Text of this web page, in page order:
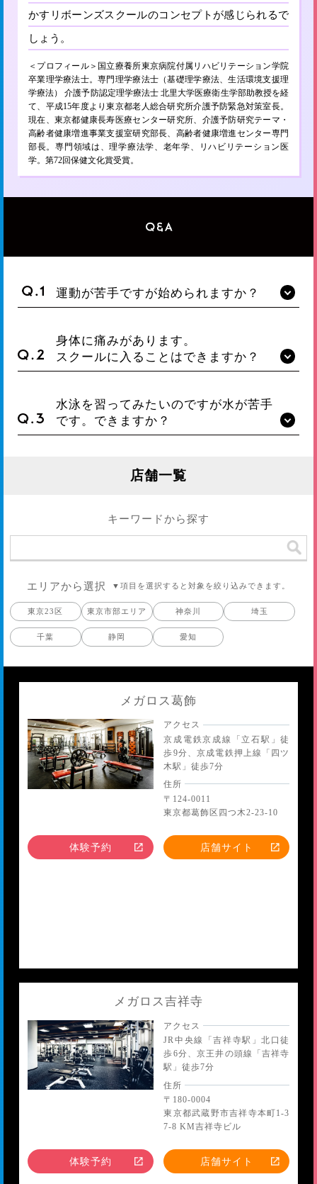
かすリボーンズスクールのコンセプトが感じられるで
しょう。
＜プロフィール＞国立療養所東京病院付属リハビリテーション学院
卒業理学療法士。専門理学療法士（基礎理学療法、生活環境支援理
学療法） 介護予防認定理学療法士 北里大学医療衛生学部助教授を経
て、平成15年度より東京都老人総合研究所介護予防緊急対策室長。
現在、東京都健康長寿医療センター研究所、介護予防研究テーマ・
高齢者健康増進事業支援室研究部長、高齢者健康増進センター専門
部長。専門領域は、理学療法学、老年学、リハビリテーション医
学。第72回保健文化賞受賞。
運動が苦手ですが始められますか？
身体に痛みがあります。
スクールに入ることはできますか？
水泳を習ってみたいのですが水が苦手
です。できますか？
店舗一覧
キーワードから探す
エリアから選択 ▼項目を選択すると対象を絞り込みできます。
東京23区 東京市部エリア 神奈川 埼玉
千葉 静岡 愛知
メガロス葛飾
アクセス
京成電鉄京成線「立石駅」徒
歩9分、京成電鉄押上線「四ツ
木駅」徒歩7分
住所
〒124-0011
東京都葛飾区四つ木2-23-10
体験予約 店舗サイト
メガロス吉祥寺
アクセス
JR中央線「吉祥寺駅」北口徒
歩6分、京王井の頭線「吉祥寺
駅」徒歩7分
住所
〒180-0004
東京都武蔵野市吉祥寺本町1-3
7-8 KM吉祥寺ビル
体験予約 店舗サイト